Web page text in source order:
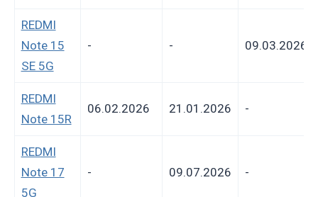
REDMI
Note 15
SE 5G
- - 09.03.2026
REDMI
Note 15R
06.02.2026 21.01.2026 -
REDMI
Note 17
5G
- 09.07.2026 -